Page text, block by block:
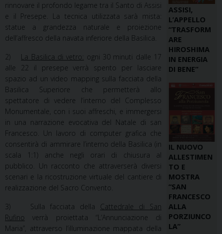
rinnovare il profondo legame tra il Santo di Assisi
e il Presepe. La tecnica utilizzata sarà mista:
statue a grandezza naturale e proiezione
dell’affresco della navata inferiore della Basilica.
2) La Basilica di vetro: ogni 30 minuti dalle 17
alle 22 il presepe verrà spento per lasciare
spazio ad un video mapping sulla facciata della
Basilica Superiore che permetterà allo
spettatore di vedere l’interno del Complesso
Monumentale, con i suoi affreschi, e immergersi
in una narrazione evocativa del Natale di san
Francesco. Un lavoro di computer grafica che
consentirà di ammirare l’interno della Basilica (in
scala 1:1) anche negli orari di chiusura al
pubblico. Un racconto che attraverserà diversi
scenari e la ricostruzione virtuale del cantiere di
realizzazione del Sacro Convento.
3) Sulla facciata della Cattedrale di San
Rufino verrà proiettata “L’Annunciazione di
Maria”, attraverso l’illuminazione mappata della
ASSISI,
L’APPELLO
“TRASFORM
ARE
HIROSHIMA
IN ENERGIA
DI BENE”
IL NUOVO
ALLESTIMEN
TO E
MOSTRA
“SAN
FRANCESCO
ALLA
PORZIUNCO
LA”